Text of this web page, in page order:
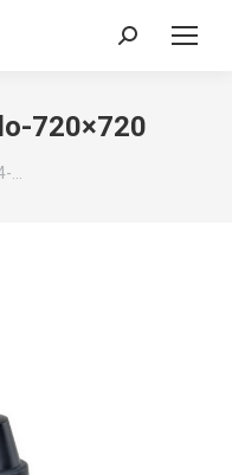
搜
720×720
…